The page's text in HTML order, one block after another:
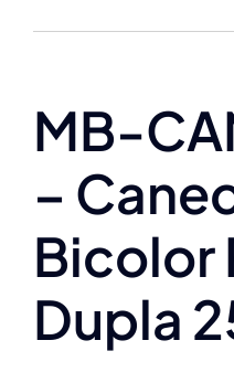
MB-
–
Bicolor
Dupla